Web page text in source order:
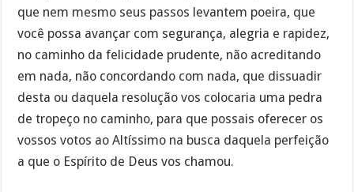
que nem mesmo seus passos levantem poeira, que
você possa avançar com segurança, alegria e rapidez,
no caminho da felicidade prudente, não acreditando
em nada, não concordando com nada, que dissuadir
desta ou daquela resolução vos colocaria uma pedra
de tropeço no caminho, para que possais oferecer os
vossos votos ao Altíssimo na busca daquela perfeição
a que o Espírito de Deus vos chamou.